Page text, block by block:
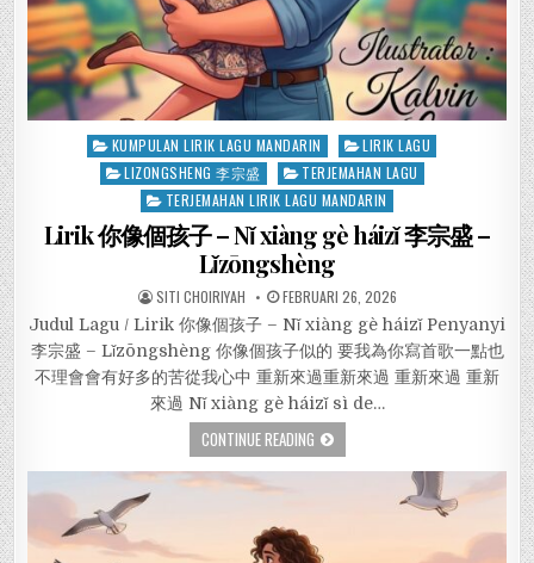
Posted
KUMPULAN LIRIK LAGU MANDARIN
LIRIK LAGU
LIZONGSHENG 李宗盛
TERJEMAHAN LAGU
TERJEMAHAN LIRIK LAGU MANDARIN
Lirik 你像個孩子 – Nǐ xiàng gè háizǐ 李宗盛 –
Lǐzōngshèng
SITI CHOIRIYAH FEBRUARI 26, 2026
Judul Lagu / Lirik 你像個孩子 – Nǐ xiàng gè háizǐ Penyanyi
李宗盛 – Lǐzōngshèng 你像個孩子似的 要我為你寫首歌一點也
不理會會有好多的苦從我心中 重新來過重新來過 重新來過 重新
來過 Nǐ xiàng gè háizǐ sì de…
CONTINUE READING